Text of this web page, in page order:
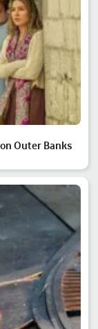
Outer Banks